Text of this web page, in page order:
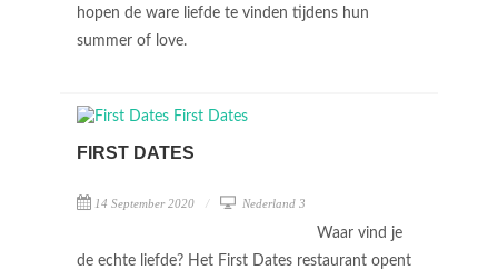
hopen de ware liefde te vinden tijdens hun
summer of love.
FIRST DATES
14 September 2020 Nederland 3
Waar vind je
de echte liefde? Het First Dates restaurant opent